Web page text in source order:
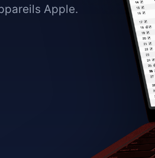
Apple.